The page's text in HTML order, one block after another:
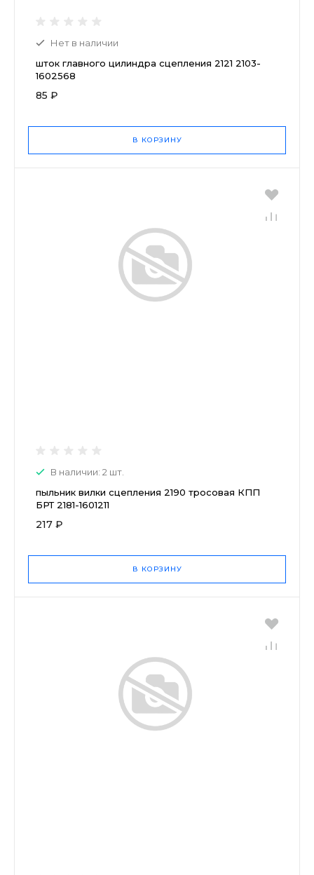
Нет в наличии
шток главного цилиндра сцепления 2121 2103-
1602568
85 ₽
В КОРЗИНУ
В наличии: 2 шт.
пыльник вилки сцепления 2190 тросовая КПП
БРТ 2181-1601211
217 ₽
В КОРЗИНУ